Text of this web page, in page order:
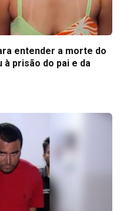
entender a morte do
à prisão do pai e da